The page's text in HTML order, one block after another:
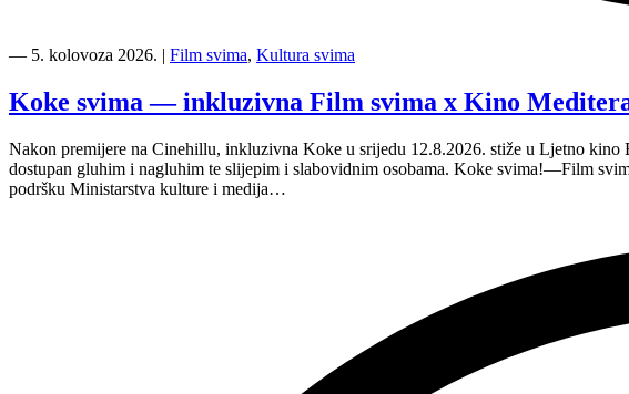
Mediteran
Film
svima
inkluzivnu
turneju
na
― 5. kolovoza 2026. | Film svima, Kultura svima
Koke svima — inkluzivna Film svima x Kino
Nakon premijere na Cinehillu, inkluzivna Koke u srijedu 12.8.2026. stiže u Ljetno
dostupan gluhim i nagluhim te slijepim i slabovidnim osobama. Koke svima!—Film
podršku Ministarstva kulture i medija…